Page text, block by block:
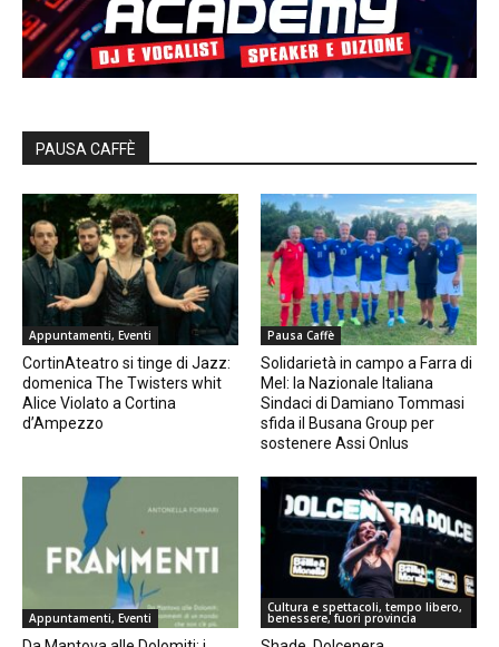
PAUSA CAFFÈ
Appuntamenti, Eventi
CortinAteatro si tinge di Jazz:
domenica The Twisters whit
Alice Violato a Cortina
d’Ampezzo
Pausa Caffè
Solidarietà in campo a Farra di
Mel: la Nazionale Italiana
Sindaci di Damiano Tommasi
sfida il Busana Group per
sostenere Assi Onlus
Appuntamenti, Eventi
Cultura e spettacoli, tempo libero,
benessere, fuori provincia